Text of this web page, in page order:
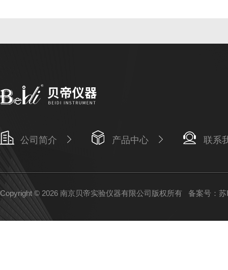
公司简介 产品中心 联系
Copyright © 2026 南京贝帝实验仪器有限公司版权所有 备案号：